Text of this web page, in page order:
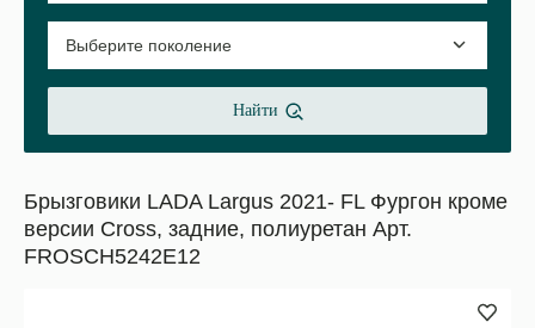
Найти
Брызговики LADA Largus 2021- FL Фургон кроме
версии Cross, задние, полиуретан Арт.
FROSCH5242E12